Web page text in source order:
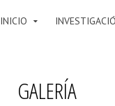
INICIO
GALERÍA